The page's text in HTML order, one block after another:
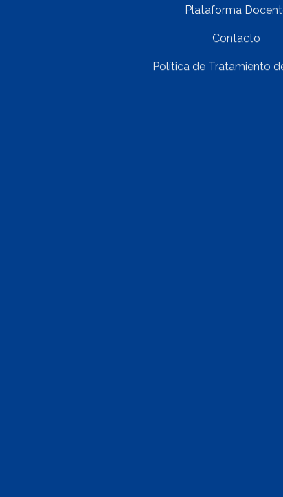
Plataforma
Contacto
Política de Tratamiento